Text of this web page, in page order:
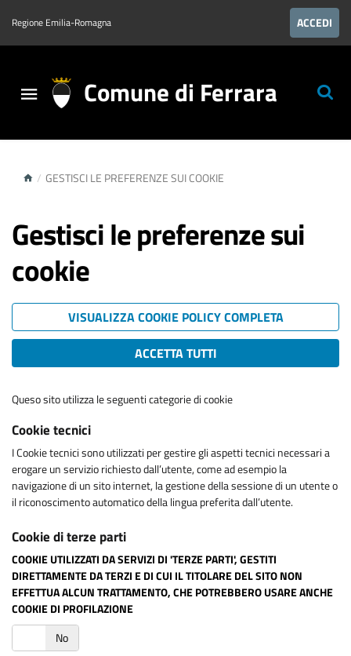
Regione Emilia-Romagna ACCEDI
Comune di Ferrara
/ GESTISCI LE PREFERENZE SUI COOKIE
Gestisci le preferenze sui
cookie
VISUALIZZA COOKIE POLICY COMPLETA
ACCETTA TUTTI
Queso sito utilizza le seguenti categorie di cookie
Cookie tecnici
I Cookie tecnici sono utilizzati per gestire gli aspetti tecnici necessari a
erogare un servizio richiesto dall’utente, come ad esempio la
navigazione di un sito internet, la gestione della sessione di un utente o
il riconoscimento automatico della lingua preferita dall’utente.
Cookie di terze parti
COOKIE UTILIZZATI DA SERVIZI DI 'TERZE PARTI', GESTITI
DIRETTAMENTE DA TERZI E DI CUI IL TITOLARE DEL SITO NON
EFFETTUA ALCUN TRATTAMENTO, CHE POTREBBERO USARE ANCHE
COOKIE DI PROFILAZIONE
No